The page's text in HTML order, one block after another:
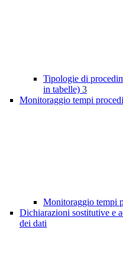
Tipologie di
in tabelle) 3
Monitoraggio tempi
Monitoraggio tempi
Dichiarazioni sostitutive e
dei dati